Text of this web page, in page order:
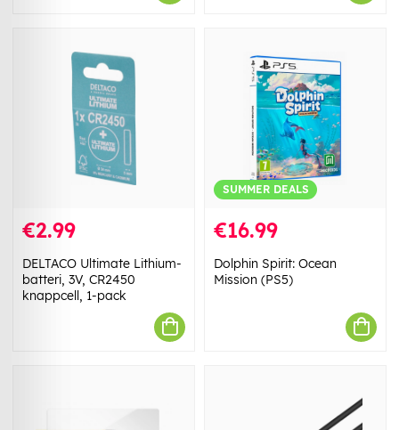
€2.99
DELTACO Ultimate Lithium-
batteri, 3V, CR2450
knappcell, 1-pack
SUMMER DEALS
€16.99
Dolphin Spirit: Ocean
Mission (PS5)